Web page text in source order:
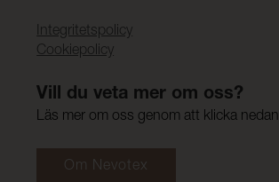
Integritetspolicy
Cookiepolicy
Vill du veta mer om oss?
Läs mer om oss genom att klicka nedan
Om Nevotex